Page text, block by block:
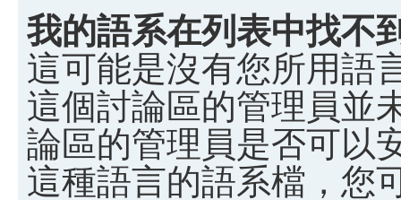
我的語系在列表中找不
這可能是沒有您所用語
這個討論區的管理員並
論區的管理員是否可以
這種語言的語系檔，您